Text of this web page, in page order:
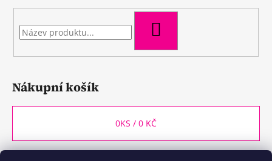
Nákupní košík
0KS / 0 KČ